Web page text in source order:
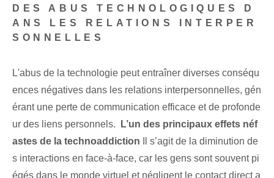
DES ABUS TECHNOLOGIQUES D
ANS LES RELATIONS INTERPER
SONNELLES
L'abus de la technologie peut entraîner diverses conséqu
ences négatives dans les relations interpersonnelles, gén
érant une perte de communication efficace et de profonde
ur des liens personnels. ⁤
L’un des principaux effets néf
astes de la technoaddiction Il s’agit de la diminution de
s interactions en face-à-face, car les gens sont souvent pi
égés dans le monde virtuel et négligent le contact direct a